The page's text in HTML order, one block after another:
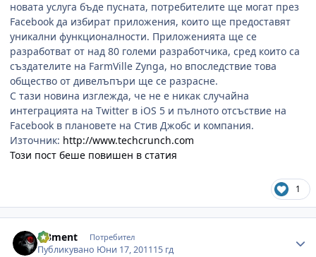
новата услуга бъде пусната, потребителите ще могат през
Facebook да избират приложения, които ще предоставят
уникални функционалности. Приложенията ще се
разработват от над 80 големи разработчика, сред които са
създателите на FarmVille Zynga, но впоследствие това
общество от дивелъпъри ще се разрасне.
С тази новина изглежда, че не е никак случайна
интеграцията на Twitter в iOS 5 и пълното отсъствие на
Facebook в плановете на Стив Джобс и компания.
Източник: http://www.techcrunch.com
Този пост беше повишен в статия
1
el3ment Потребител
Публикувано Юни 17, 201115 гд